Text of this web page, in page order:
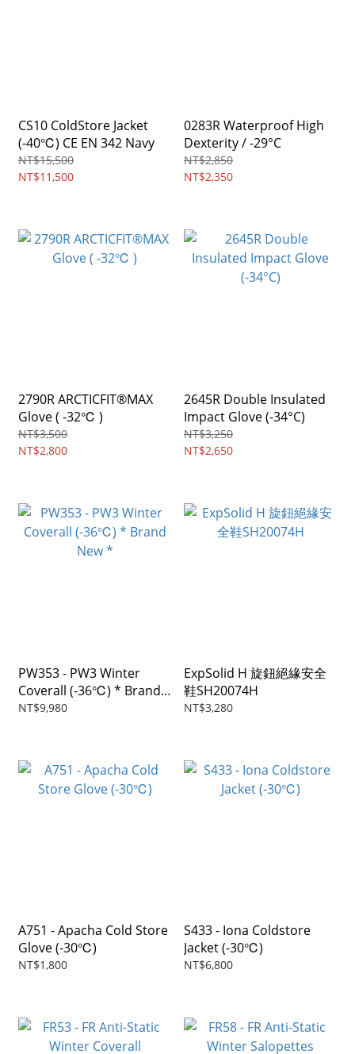
CS10 ColdStore Jacket
(-40℃) CE EN 342 Navy
NT$15,500
NT$11,500
0283R Waterproof High
Dexterity / -29°C
NT$2,850
NT$2,350
2790R ARCTICFIT®MAX
Glove ( -32℃ )
NT$3,500
NT$2,800
2645R Double Insulated
Impact Glove (-34°C)
NT$3,250
NT$2,650
PW353 - PW3 Winter
Coverall (-36℃) * Brand
New *
NT$9,980
ExpSolid H 旋鈕絕緣安全
鞋SH20074H
NT$3,280
A751 - Apacha Cold Store
Glove (-30℃)
NT$1,800
S433 - Iona Coldstore
Jacket (-30℃)
NT$6,800